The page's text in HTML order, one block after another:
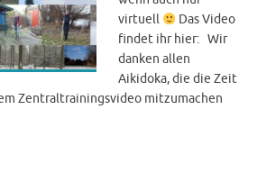
virtuell
Das Video
findet ihr hier: Wir
danken allen
Aikidoka, die die Zeit
Zentraltrainingsvideo mitzumachen